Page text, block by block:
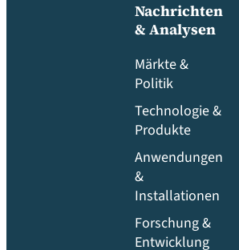
Nachrichten
& Analysen
Märkte &
Politik
Technologie &
Produkte
Anwendungen
&
Installationen
Forschung &
Entwicklung